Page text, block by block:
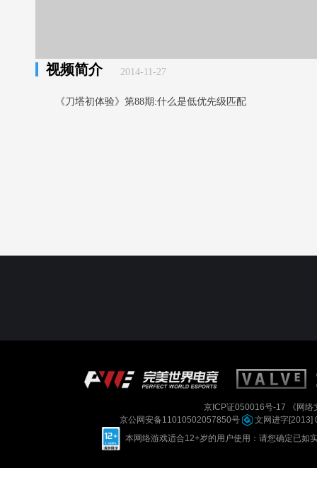
视频简介 2014-11-27
《刀塔初体验》第88期:什么是低优先级匹配
京ICP证050016号-17
《网
京公网安备11010502057850号
文网进字[2013]
本网络游戏适合12+岁的用户使用：请您确定已如